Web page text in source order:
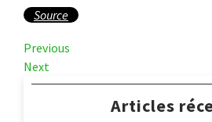
Source
Navigation
de
l’article
Previous
Post
Previous
Next
Post
Next
Articles